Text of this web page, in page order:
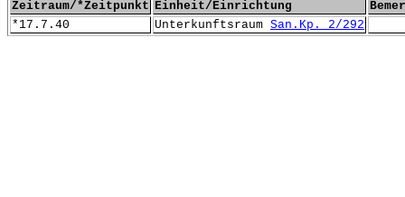
Zeitraum/*Zeitpunkt Einheit/Einrichtung
*17.7.40
Unterkunftsraum San.Kp. 2/292